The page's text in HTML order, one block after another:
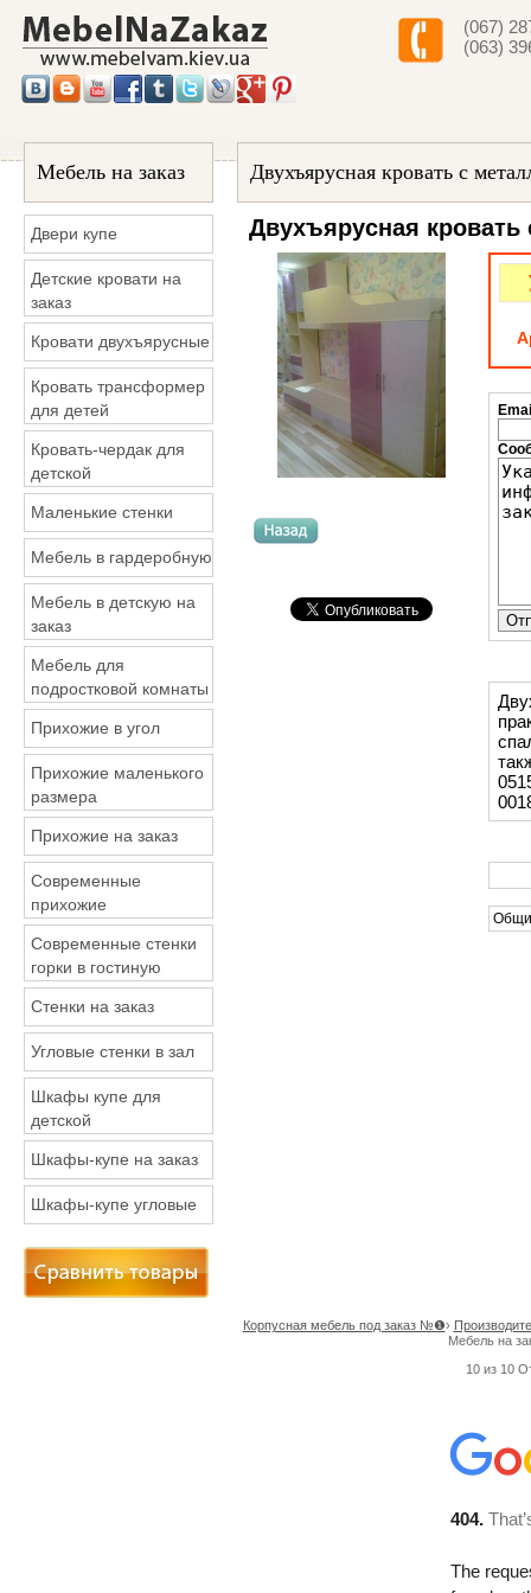
(067)
(063)
Мебель на заказ
Двери купе
Детские кровати на
заказ
Кровати двухъярусные
Кровать трансформер
для детей
Кровать-чердак для
детской
Маленькие стенки
Мебель в гардеробную
Мебель в детскую на
заказ
Мебель для
подростковой комнаты
Прихожие в угол
Прихожие маленького
размера
Прихожие на заказ
Современные
прихожие
Современные стенки
горки в гостиную
Стенки на заказ
Угловые стенки в зал
Шкафы купе для
детской
Шкафы-купе на заказ
Шкафы-купе угловые
Двухъярусная кровать с
Двухъярусная кровать
Корпусная мебель под заказ №❶›
Мебель на
10 из 10